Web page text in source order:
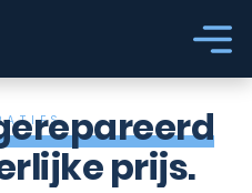
prijs.